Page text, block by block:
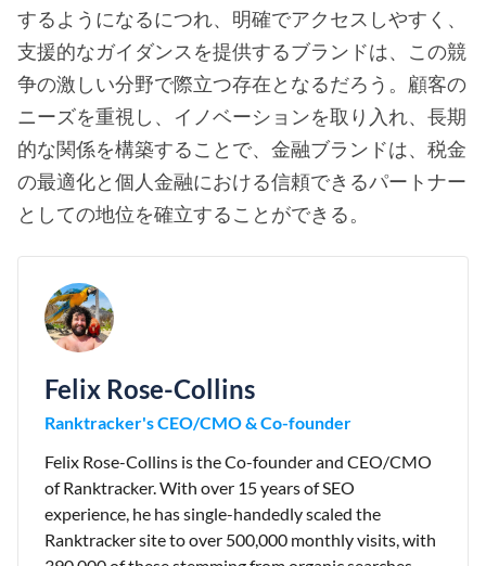
するようになるにつれ、明確でアクセスしやすく、
支援的なガイダンスを提供するブランドは、この競
争の激しい分野で際立つ存在となるだろう。顧客の
ニーズを重視し、イノベーションを取り入れ、長期
的な関係を構築することで、金融ブランドは、税金
の最適化と個人金融における信頼できるパートナー
としての地位を確立することができる。
Felix Rose-Collins
Ranktracker's CEO/CMO & Co-founder
Felix Rose-Collins is the Co-founder and CEO/CMO
of Ranktracker. With over 15 years of SEO
experience, he has single-handedly scaled the
Ranktracker site to over 500,000 monthly visits, with